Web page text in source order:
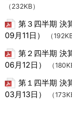
（232KB）
第３四半期 決
09月11日）
（
第２四半期 決
06月12日）
（
第１四半期 決
03月13日）
（